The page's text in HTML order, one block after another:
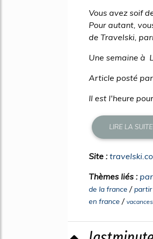
Vous avez soif
Pour autant,
de Travelski,
Une semaine à
Article posté
Il est l'heure
LIRE LA SUITE
Site :
Thèmes liés :
de la france /
en france /